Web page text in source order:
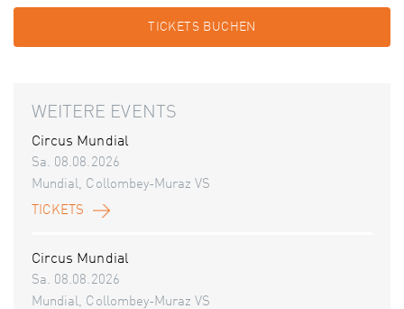
TICKETS BUCHEN
WEITERE EVENTS
Circus Mundial
Sa. 08.08.2026
Mundial, Collombey-Muraz VS
TICKETS
Circus Mundial
Sa. 08.08.2026
Mundial, Collombey-Muraz VS